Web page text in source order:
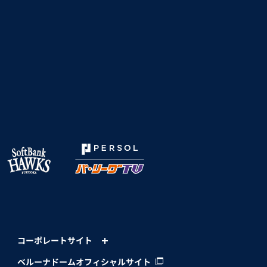
コーポレートサイト
ベルーナドームオフィシャルサイト